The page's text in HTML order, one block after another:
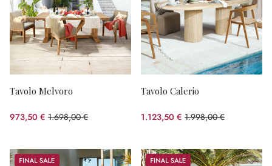
Tavolo Melvoro
973,50 € 1.698,00 €
(risparmio 42.67%)
Tavolo Calerio
1.123,50 € 1.998,00 €
(risparmio 43.77%)
Sale Sale